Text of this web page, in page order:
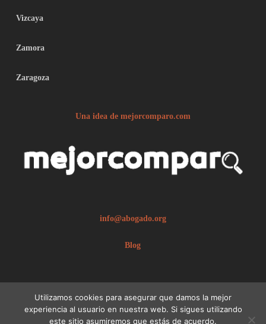
Vizcaya
Zamora
Zaragoza
Una idea de mejorcomparo.com
info@abogado.org
Blog
Utilizamos cookies para asegurar que damos la mejor
experiencia al usuario en nuestra web. Si sigues utilizando
este sitio asumiremos que estás de acuerdo.